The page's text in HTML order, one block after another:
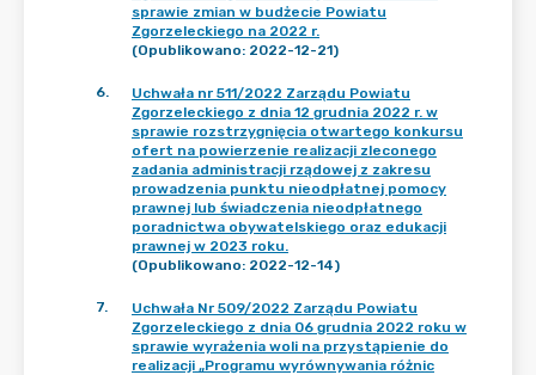
sprawie zmian w budżecie Powiatu
Zgorzeleckiego na 2022 r.
(Opublikowano: 2022-12-21)
6.
Uchwała nr 511/2022 Zarządu Powiatu
Zgorzeleckiego z dnia 12 grudnia 2022 r. w
sprawie rozstrzygnięcia otwartego konkursu
ofert na powierzenie realizacji zleconego
zadania administracji rządowej z zakresu
prowadzenia punktu nieodpłatnej pomocy
prawnej lub świadczenia nieodpłatnego
poradnictwa obywatelskiego oraz edukacji
prawnej w 2023 roku.
(Opublikowano: 2022-12-14)
7.
Uchwała Nr 509/2022 Zarządu Powiatu
Zgorzeleckiego z dnia 06 grudnia 2022 roku w
sprawie wyrażenia woli na przystąpienie do
realizacji „Programu wyrównywania różnic